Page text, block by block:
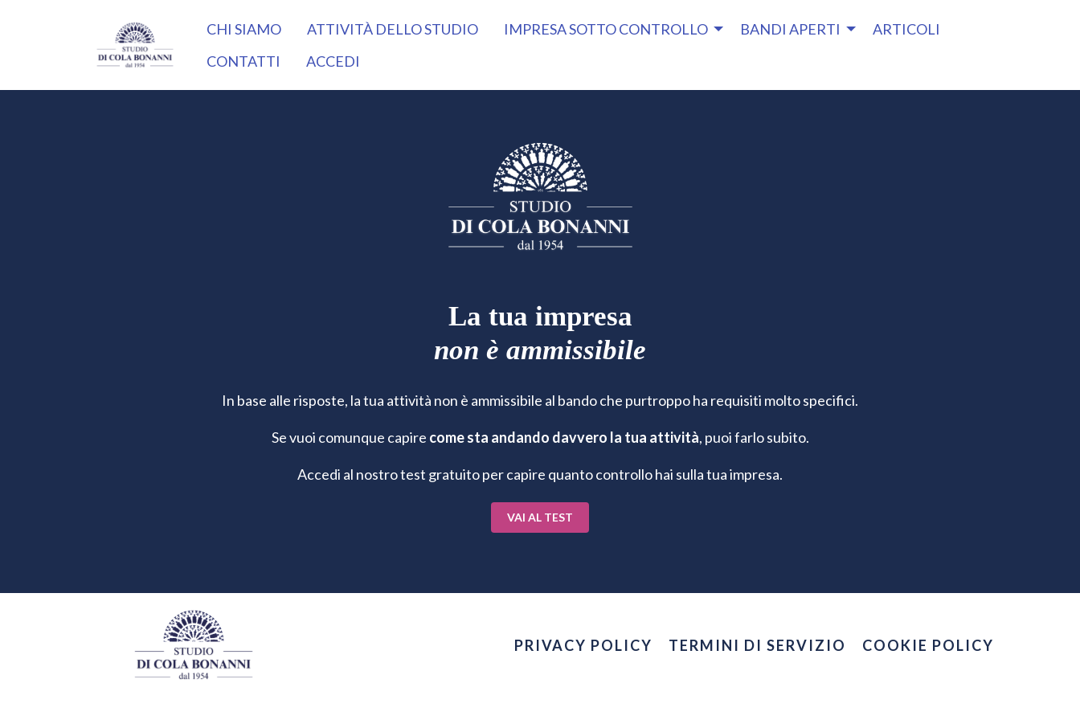
CHI SIAMO ATTIVITÀ DELLO STUDIO IMPRESA SOTTO CONTROLLO BANDI APERTI
ARTICOLI
CONTATTI
ACCEDI
La tua impresa
non è ammissibile
In base alle risposte, la tua attività non è ammissibile al bando che purtroppo ha requisiti molto specifici.
Se vuoi comunque capire come sta andando davvero la tua attività, puoi farlo subito.
Accedi al nostro test gratuito per capire quanto controllo hai sulla tua impresa.
VAI AL TEST
PRIVACY POLICY TERMINI DI SERVIZIO COOKIE POLICY